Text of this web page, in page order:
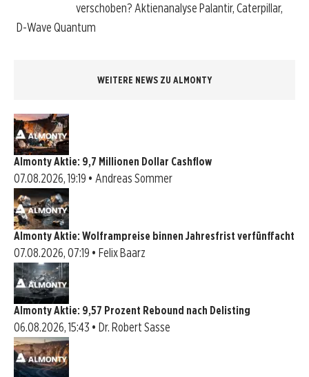
verschoben? Aktienanalyse Palantir, Caterpillar,
D-Wave Quantum
WEITERE NEWS ZU ALMONTY
Almonty Aktie: 9,7 Millionen Dollar Cashflow
07.08.2026, 19:19 • Andreas Sommer
Almonty Aktie: Wolframpreise binnen Jahresfrist verfünffacht
07.08.2026, 07:19 • Felix Baarz
Almonty Aktie: 9,57 Prozent Rebound nach Delisting
06.08.2026, 15:43 • Dr. Robert Sasse